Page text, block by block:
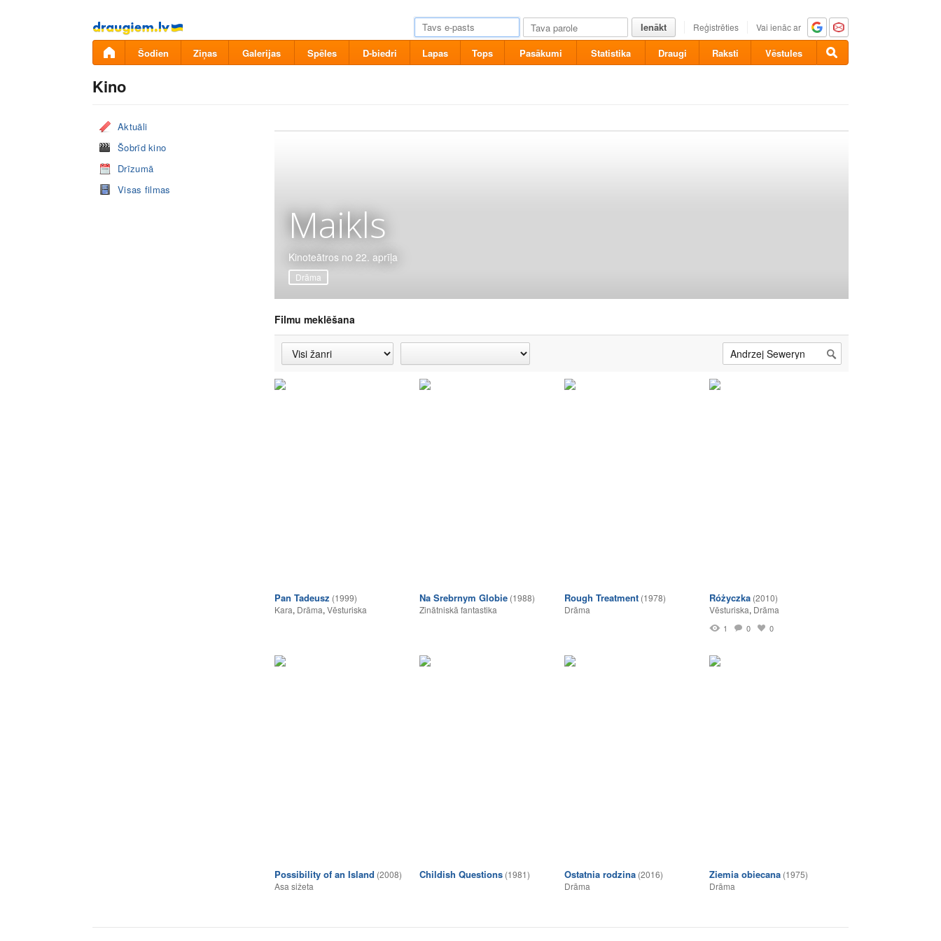
Pāriet
uz
saturu
Ienākt Reģistrēties Vai ienāc ar
Šodien Ziņas Galerijas Spēles D-biedri Lapas Tops Pasākumi Statistika Draugi Raksti Vēstules
Kino
Aktuāli
Šobrīd kino
Drīzumā
Visas filmas
Maikls
Kinoteātros no 22. aprīļa
Drāma
Filmu meklēšana
Pan Tadeusz (1999)
Kara, Drāma, Vēsturiska
Na Srebrnym Globie (1988)
Zinātniskā fantastika
Rough Treatment (1978)
Drāma
Różyczka (2010)
Vēsturiska, Drāma
1 0 0
Possibility of an Island (2008)
Asa sižeta
Childish Questions (1981) Ostatnia rodzina (2016)
Drāma
Ziemia obiecana (1975)
Drāma